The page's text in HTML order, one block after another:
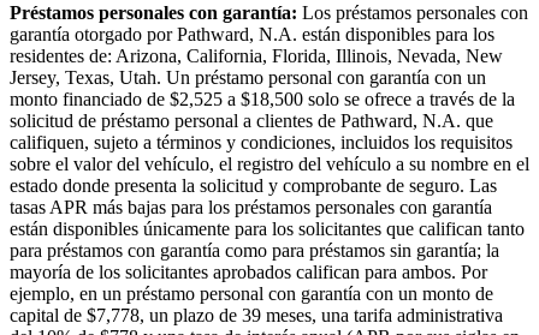
Préstamos personales con garantía: Los préstamos personales con
garantía otorgado por Pathward, N.A. están disponibles para los
residentes de: Arizona, California, Florida, Illinois, Nevada, New
Jersey, Texas, Utah. Un préstamo personal con garantía con un
monto financiado de $2,525 a $18,500 solo se ofrece a través de la
solicitud de préstamo personal a clientes de Pathward, N.A. que
califiquen, sujeto a términos y condiciones, incluidos los requisitos
sobre el valor del vehículo, el registro del vehículo a su nombre en el
estado donde presenta la solicitud y comprobante de seguro. Las
tasas APR más bajas para los préstamos personales con garantía
están disponibles únicamente para los solicitantes que califican tanto
para préstamos con garantía como para préstamos sin garantía; la
mayoría de los solicitantes aprobados califican para ambos. Por
ejemplo, en un préstamo personal con garantía con un monto de
capital de $7,778, un plazo de 39 meses, una tarifa administrativa